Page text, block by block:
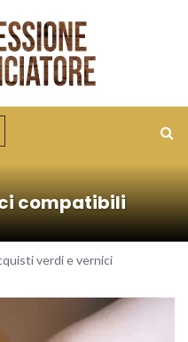
compatibili
verdi e vernici